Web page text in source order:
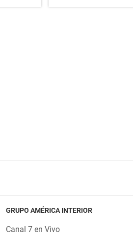
GRUPO AMÉRICA INTERIOR
Canal 7 en Vivo